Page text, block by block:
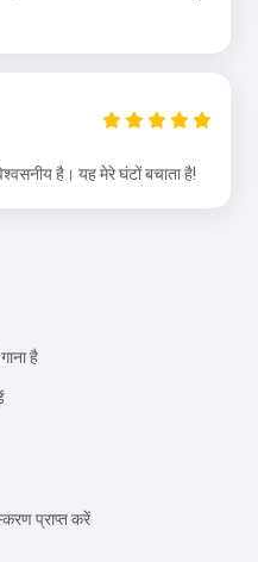
है। यह मेरे घंटों बचाता है!
है
प्राप्त करें